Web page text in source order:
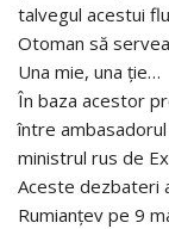
talvegul acestui
Otoman să
Una mie, una ție…
În baza acestor
între
ministrul rus de
Aceste dezbateri
Rumianțev pe 9